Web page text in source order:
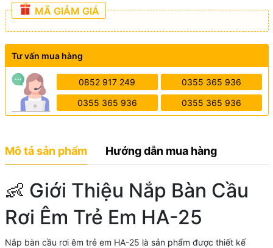
MÃ GIẢM GIÁ
Tư vấn mua hàng
0852 917 249 0355 365 936
0355 365 936 0355 365 936
Mô tả sản phẩm Hướng dẫn mua hàng
👶 Giới Thiệu Nắp Bàn Cầu
Rơi Êm Trẻ Em HA-25
Nắp bàn cầu rơi êm trẻ em HA-25 là sản phẩm được thiết kế